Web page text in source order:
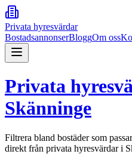
Privata hyresvärdar
BostadsannonserBloggOm oss
Privata
Skänninge
Filtrera bland bostäder som
direkt från privata hyresvärdar i